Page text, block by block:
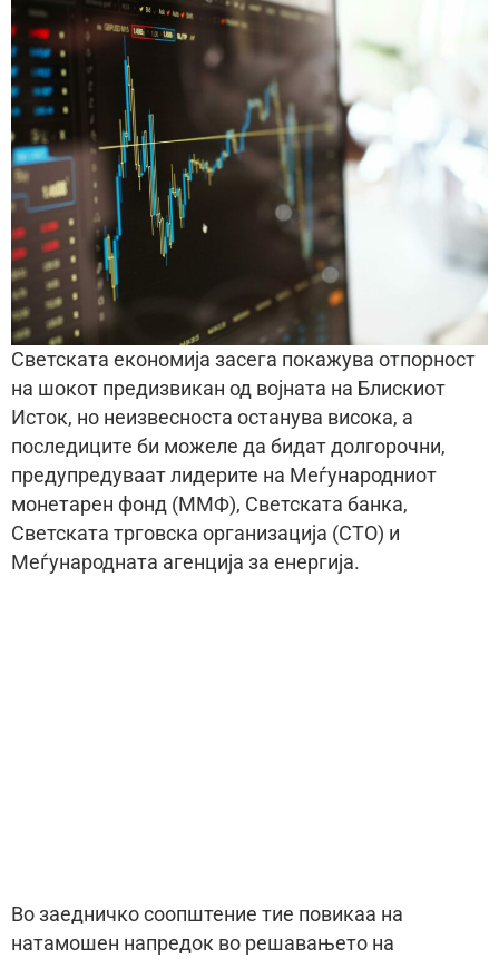
Светската економија засега покажува отпорност
на шокот предизвикан од војната на Блискиот
Исток, но неизвесноста останува висока, а
последиците би можеле да бидат долгорочни,
предупредуваат лидерите на Меѓународниот
монетарен фонд (ММФ), Светската банка,
Светската трговска организација (СТО) и
Меѓународната агенција за енергија.
Во заедничко соопштение тие повикаа на
натамошен напредок во решавањето на